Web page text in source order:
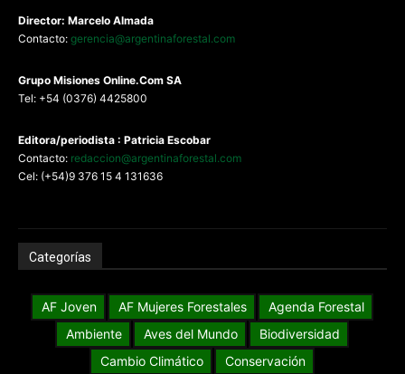
Director: Marcelo Almada
Contacto: gerencia@argentinaforestal.com
Grupo Misiones Online.Com SA
Tel: +54 (0376) 4425800
Editora/periodista : Patricia Escobar
Contacto: redaccion@argentinaforestal.com
Cel: (+54)9 376 15 4 131636
Categorías
AF Joven AF Mujeres Forestales
Agenda Forestal
Ambiente
Aves del Mundo
Biodiversidad
Cambio Climático
Conservación